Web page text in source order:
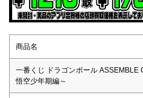
商品名
一番くじ ドラゴンボール ASSEMBLE
悟空少年期編～